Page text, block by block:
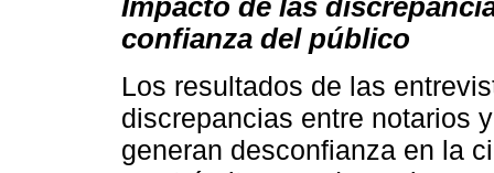
Impacto de las
confianza del público
Los resultados de las
discrepancias entre notarios
generan desconfianza en la